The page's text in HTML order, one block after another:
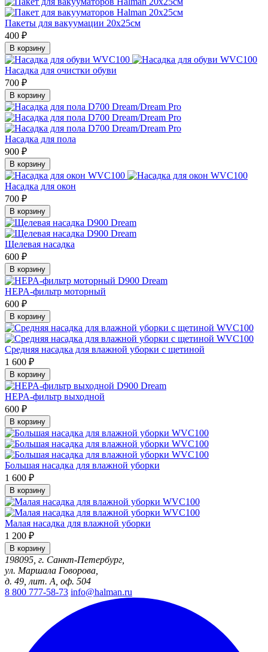
Пакеты для вакуумации 20х25см
400 ₽
В корзину
Насадка для очистки обуви
700 ₽
В корзину
Насадка для пола
900 ₽
В корзину
Насадка для окон
700 ₽
В корзину
Щелевая насадка
600 ₽
В корзину
HEPA-фильтр моторный
600 ₽
В корзину
Средняя насадка для влажной уборки с щетиной
1 600 ₽
В корзину
HEPA-фильтр выходной
600 ₽
В корзину
Большая насадка для влажной уборки
1 600 ₽
В корзину
Малая насадка для влажной уборки
1 200 ₽
В корзину
198095, г. Санкт-Петербург,
ул. Маршала Говорова,
д. 49, лит. А, оф. 504
8 800 777-58-73 info@halman.ru